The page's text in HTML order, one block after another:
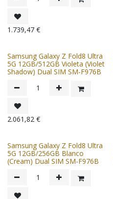
1.739,47 €
Samsung Galaxy Z Fold8 Ultra
5G 12GB/512GB Violeta (Violet
Shadow) Dual SIM SM-F976B
2.061,82 €
Samsung Galaxy Z Fold8 Ultra
5G 12GB/256GB Blanco
(Cream) Dual SIM SM-F976B